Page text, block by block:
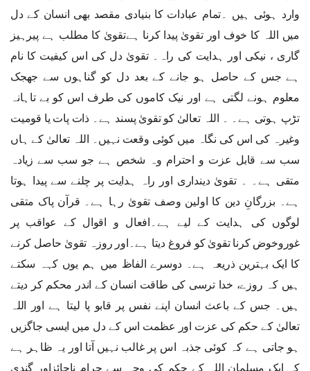
وارد ہوئی ہیں ۔تمام عبادات کا بنیادی مقصد بھی انسان کے دل
میں اللہ کا خوف اور تقویٰ پیدا کرنا ہےتقویٰ کا مطلب ہے پیرہیز
گاری ، نیکی اور ہدایت کی راہ۔ تقویٰ دل کی اس کیفیت کا نام
ہے جس کے حاصل ہو جانے کے بعد دل کو گناہوں سے جھجک
معلوم ہونے لگتی ہے اور نیک کاموں کی طرف اس کو بے تاہانہ
تڑپ ہوتی ہے۔ ۔ اللہ تعالیٰ کو تقویٰ پسند ہے۔ ذات پات یا قومیت
وغیرہ کی اس کی نگاہ میں کوئی وقعت نہیں۔ اللہ تعالیٰ کے ہاں
سب سے قابل عزت و احترام وہ شخص ہے جو سب سے زیادہ
متقی ہے۔ ۔ تقویٰ دینداری اور راہ ہدایت پر چلنے سے پیدا ہوتا
ہے۔ بزرگانِ دین کا اولین وصف تقویٰ رہا ہے۔ قرآن پاک متقی
لوگوں کی ہدایت کے لیے ہے۔افعال و اقوال کے عواقب پر
غوروخوض کرنا تقویٰ کو فروغ دیتا ہے۔اور روزہ تقویٰ حاصل کرنے
کا ایک بہترین ذریعہ ہے۔ دوسرے الفاظ میں ہم یوں کہہ سکتے
ہیں کہ روزے، خدا ترسی کی طاقت انسان کے اندر محکم کر دیتے
ہیں۔ جس کے باعث انسان اپنے نفس پر قابو پا لیتا ہے اور اللہ
تعالیٰ کے حکم کی عزت اور عظمت اس کے دل میں ایسی جاگزیں
ہو جاتی ہے کہ کوئی جذبہ اس پر غالب نہیں آتا اور یہ ظاہر ہے
کہ ایک مسلمان اللہ کے حکم کی وجہ سے حرام ناجائزاور گندی